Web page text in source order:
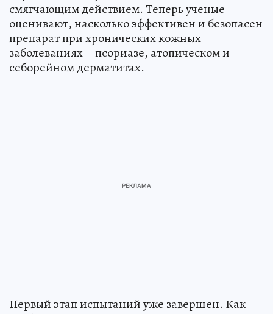
смягчающим действием. Теперь ученые
оценивают, насколько эффективен и безопасен
препарат при хронических кожных
заболеваниях – псориазе, атопическом и
себорейном дерматитах.
Первый этап испытаний уже завершен. Как